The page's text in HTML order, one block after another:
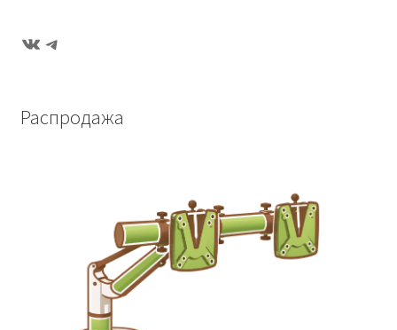
ВКонтакте
Telegram
Распродажа